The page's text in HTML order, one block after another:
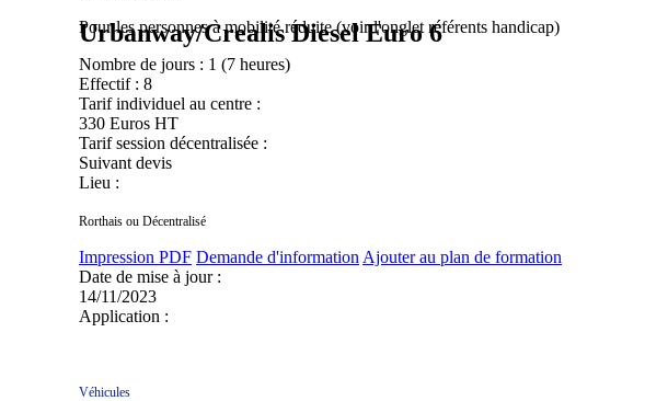
Urbanway/Crealis Diesel Euro 6
Pour les personnes à mobilité réduite (voir l'onglet référents handicap)
Nombre de jours : 1 (7 heures)
Effectif : 8
Tarif individuel au centre :
330 Euros HT
Tarif session décentralisée :
Suivant devis
Lieu :
Rorthais ou Décentralisé
Impression PDF Demande d'information Ajouter au plan de formation
Date de mise à jour :
14/11/2023
Application :
Véhicules